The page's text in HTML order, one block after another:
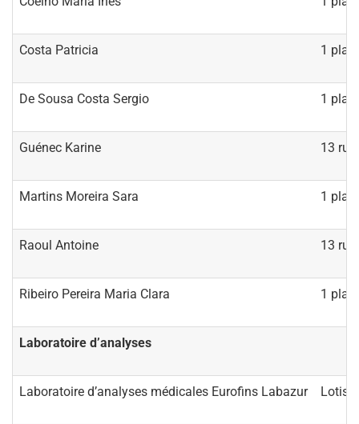
Costa Patricia 1
De Sousa Costa Sergio 1
Guénec Karine 13
Martins Moreira Sara 1
Raoul Antoine 13
Ribeiro Pereira Maria Clara 1
Laboratoire d’analyses
Laboratoire d’analyses médicales Eurofins Labazur